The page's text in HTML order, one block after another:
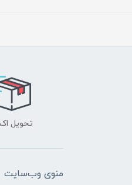
تحویل
منوی وب‌سایت